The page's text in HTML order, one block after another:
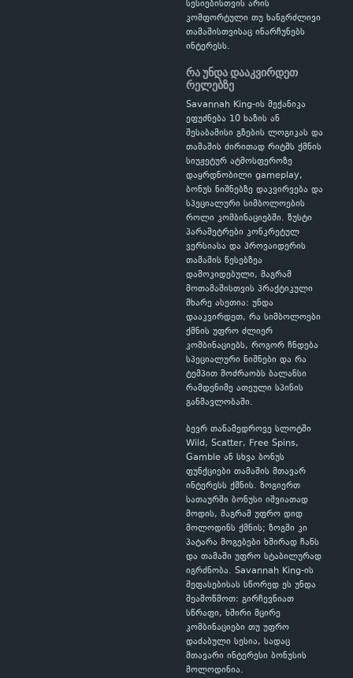
სესიებისთვის არის
კომფორტული თუ ხანგრძლივი
თამაშისთვისაც ინარჩუნებს
ინტერესს.
რა უნდა დააკვირდეთ
რელებზე
Savannah King-ის მექანიკა
ეფუძნება 10 ხაზის ან
შესაბამისი გზების ლოგიკას და
თამაშის ძირითად რიტმს ქმნის
სიუჟეტურ ატმოსფეროზე
დაყრდნობილი gameplay,
ბონუს ნიშნებზე დაკვირვება და
სპეციალური სიმბოლოების
როლი კომბინაციებში. ზუსტი
პარამეტრები კონკრეტულ
ვერსიასა და პროვაიდერის
თამაშის წესებზეა
დამოკიდებული, მაგრამ
მოთამაშისთვის პრაქტიკული
მხარე ასეთია: უნდა
დააკვირდეთ, რა სიმბოლოები
ქმნის უფრო ძლიერ
კომბინაციებს, როგორ ჩნდება
სპეციალური ნიშნები და რა
ტემპით მოძრაობს ბალანსი
რამდენიმე ათეული სპინის
განმავლობაში.
ბევრ თანამედროვე სლოტში
Wild, Scatter, Free Spins,
Gamble ან სხვა ბონუს
ფუნქციები თამაშის მთავარ
ინტერესს ქმნის. ზოგიერთ
სათაურში ბონუსი იშვიათად
მოდის, მაგრამ უფრო დიდ
მოლოდინს ქმნის; ზოგში კი
პატარა მოგებები ხშირად ჩანს
და თამაში უფრო სტაბილურად
იგრძნობა. Savannah King-ის
შეფასებისას სწორედ ეს უნდა
შეამოწმოთ: გირჩევნიათ
სწრაფი, ხშირი მცირე
კომბინაციები თუ უფრო
დაძაბული სესია, სადაც
მთავარი ინტერესი ბონუსის
მოლოდინია.